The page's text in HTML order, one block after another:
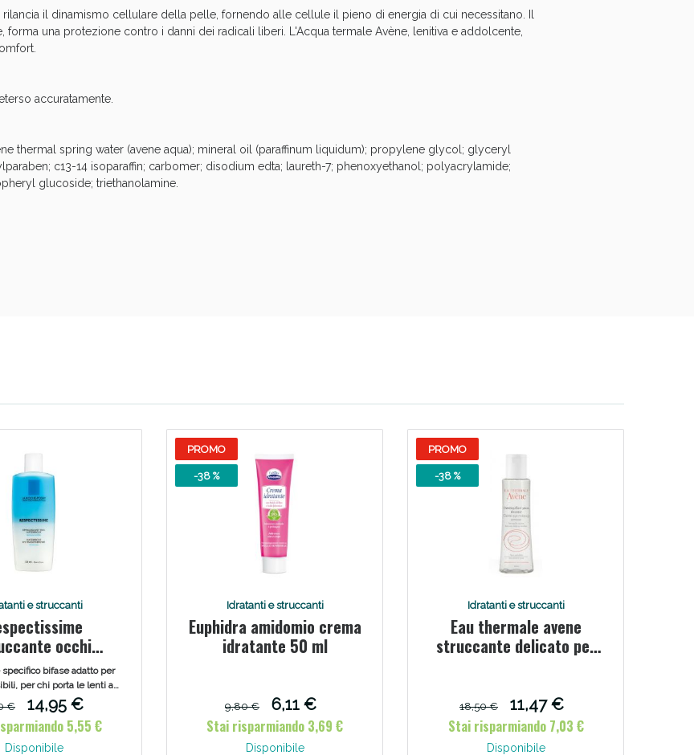
rilancia il dinamismo cellulare della pelle, fornendo alle cellule il pieno di energia di cui necessitano. Il
forma una protezione contro i danni dei radicali liberi. L'Acqua termale Avène, lenitiva e addolcente,
accuratamente.
thermal spring water (avene aqua); mineral oil (paraffinum liquidum); propylene glycol; glyceryl
c13-14 isoparaffin; carbomer; disodium edta; laureth-7; phenoxyethanol; polyacrylamide;
glucoside; triethanolamine.
e struccanti
occhi
bifase 125 ml
bifase adatto per
per chi porta le lenti a
o per chi usa prodotti
dal maquillage più
resistente.
€
14,95 €
5,55 €
Disponibile
PROMO
-38 %
Idratanti e struccanti
Euphidra amidomio crema
idratante 50 ml
9,80 €
6,11 €
Stai risparmiando 3,69 €
Disponibile
PROMO
-38 %
Idratanti e struccanti
Eau thermale avene
struccante delicato per
18,50 €
11,47 €
Stai risparmiando 7,03 €
Disponibile
e Fanghi: Sconto fino al 40% valido oggi!
Sconto fino al 55% disponibile oggi!
e Prostata: Sconti fino al 45% oggi!